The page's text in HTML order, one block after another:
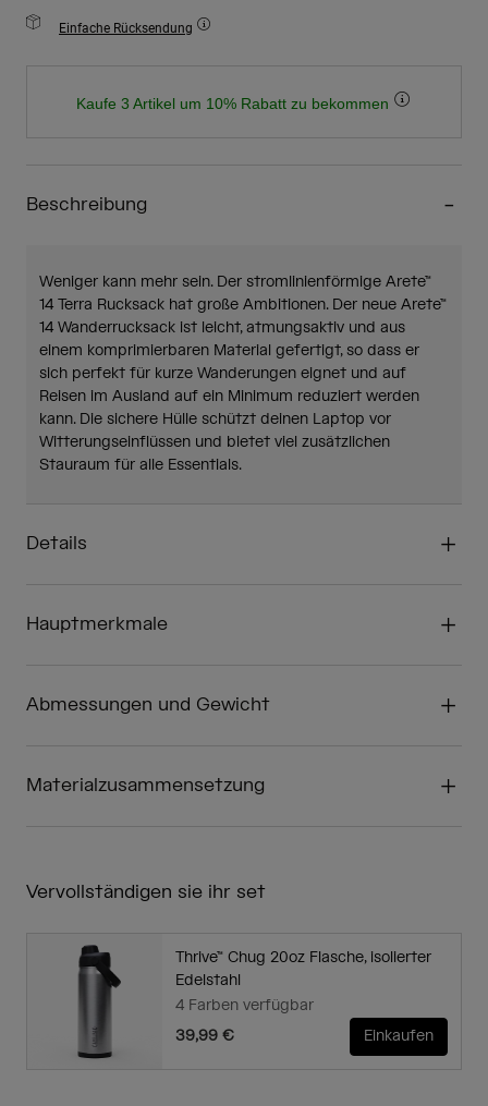
Einfache Rücksendung
Kaufe 3 Artikel um 10% Rabatt zu bekommen
Beschreibung
Weniger kann mehr sein. Der stromlinienförmige Arete™
14 Terra Rucksack hat große Ambitionen. Der neue Arete™
14 Wanderrucksack ist leicht, atmungsaktiv und aus
einem komprimierbaren Material gefertigt, so dass er
sich perfekt für kurze Wanderungen eignet und auf
Reisen im Ausland auf ein Minimum reduziert werden
kann. Die sichere Hülle schützt deinen Laptop vor
Witterungseinflüssen und bietet viel zusätzlichen
Stauraum für alle Essentials.
Details
Hauptmerkmale
Abmessungen und Gewicht
Materialzusammensetzung
Vervollständigen sie ihr set
Thrive™ Chug 20oz Flasche, isolierter
Edelstahl
4 Farben verfügbar
39,99 €
Einkaufen